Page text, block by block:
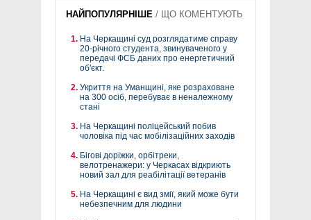
НАЙПОПУЛЯРНІШЕ / ЩО КОМЕНТУЮТЬ
На Черкащині суд розглядатиме справу
20-річного студента, звинуваченого у
передачі ФСБ даних про енергетичний
об'єкт.
Укриття на Уманщині, яке розраховане
на 300 осіб, перебуває в неналежному
стані
На Черкащині поліцейський побив
чоловіка під час мобілізаційних заходів
Бігові доріжки, орбітреки,
велотренажери: у Черкасах відкриють
новий зал для реабілітації ветеранів
На Черкащині є вид змії, який може бути
небезпечним для людини